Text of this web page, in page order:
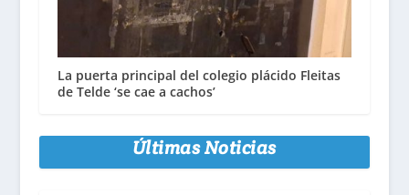
La puerta principal del colegio plácido Fleitas
de Telde ‘se cae a cachos’
Últimas Noticias